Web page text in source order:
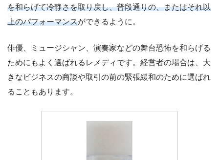
を和らげて冷静さを取り戻し、普段通りの、またはそれ以
上のパフォーマンスができるように。
俳優、ミュージシャン、演奏家などの舞台恐怖を和らげる
ためにもよく選ばれるレメディです。経営者の場合は、大
きなビジネスの商談や取引の前の緊張緩和のために選ばれ
ることもあります。